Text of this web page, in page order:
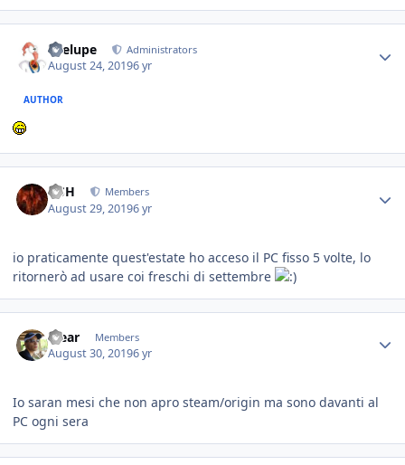
Toelupe Administrators
August 24, 20196 yr
AUTHOR
HSH Members
August 29, 20196 yr
io praticamente quest'estate ho acceso il PC fisso 5 volte, lo
ritornerò ad usare coi freschi di settembre
Yjear Members
August 30, 20196 yr
Io saran mesi che non apro steam/origin ma sono davanti al
PC ogni sera